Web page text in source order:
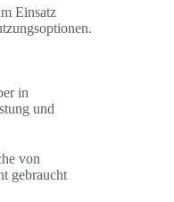
Einsatz
in
und
von
gebraucht